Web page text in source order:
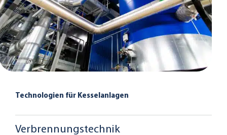
Technologien für Kesselanlagen
Verbrennungstechnik